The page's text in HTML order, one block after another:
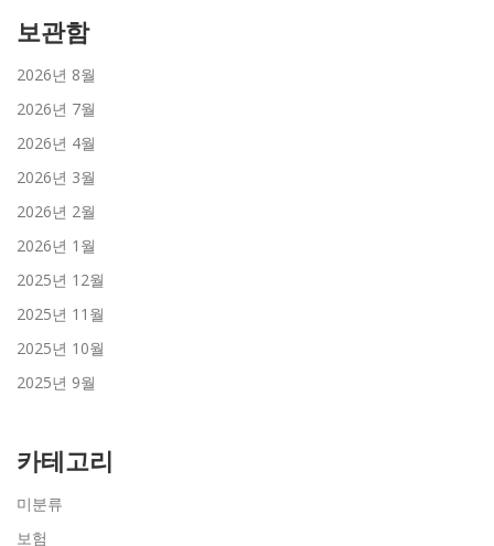
보관함
2026년 8월
2026년 7월
2026년 4월
2026년 3월
2026년 2월
2026년 1월
2025년 12월
2025년 11월
2025년 10월
2025년 9월
카테고리
미분류
보험